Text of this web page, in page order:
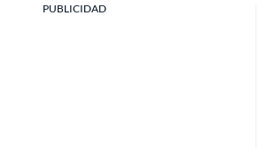
PUBLICIDAD